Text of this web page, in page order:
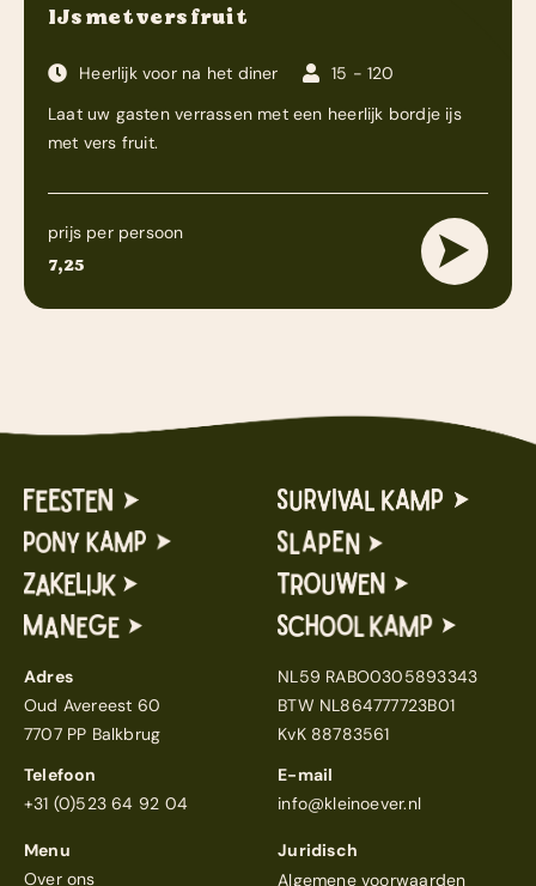
IJs met vers fruit
Heerlijk voor na het diner
15 - 120
Laat uw gasten verrassen met een heerlijk bordje ijs
met vers fruit.
prijs per persoon
7,25
Adres
Oud Avereest 60
7707 PP Balkbrug
NL59 RABO0305893343
BTW NL864777723B01
KvK 88783561
Telefoon
+31 (0)523 64 92 04
E-mail
info@kleinoever.nl
Menu
Over ons
Juridisch
Algemene voorwaarden